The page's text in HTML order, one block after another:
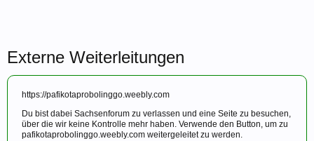
Externe Weiterleitungen
https://pafikotaprobolinggo.weebly.com
Du bist dabei Sachsenforum zu verlassen und eine Seite zu besuchen,
über die wir keine Kontrolle mehr haben. Verwende den Button, um zu
pafikotaprobolinggo.weebly.com weitergeleitet zu werden.